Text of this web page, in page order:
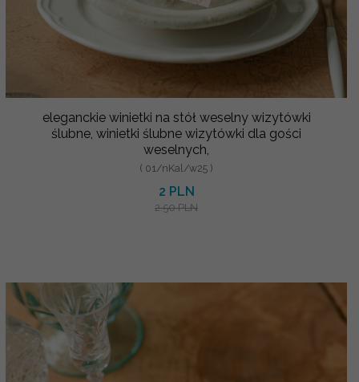
eleganckie winietki na stół weselny wizytówki
ślubne, winietki ślubne wizytówki dla gości
weselnych,
( 01/nKal/w25 )
2 PLN
2.50 PLN